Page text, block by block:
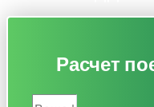
Расчет